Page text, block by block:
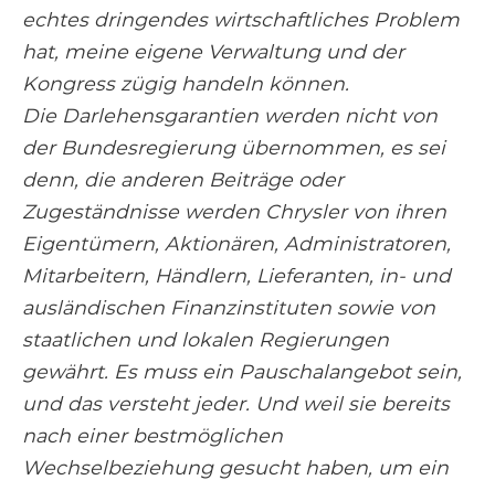
echtes dringendes wirtschaftliches Problem
hat, meine eigene Verwaltung und der
Kongress zügig handeln können.
Die Darlehensgarantien werden nicht von
der Bundesregierung übernommen, es sei
denn, die anderen Beiträge oder
Zugeständnisse werden Chrysler von ihren
Eigentümern, Aktionären, Administratoren,
Mitarbeitern, Händlern, Lieferanten, in- und
ausländischen Finanzinstituten sowie von
staatlichen und lokalen Regierungen
gewährt. Es muss ein Pauschalangebot sein,
und das versteht jeder. Und weil sie bereits
nach einer bestmöglichen
Wechselbeziehung gesucht haben, um ein